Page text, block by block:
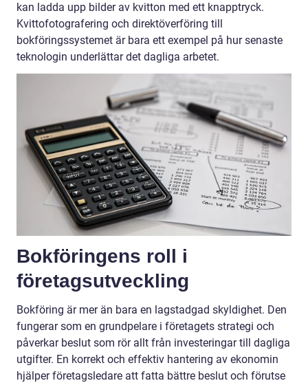
kan ladda upp bilder av kvitton med ett knapptryck.
Kvittofotografering och direktöverföring till
bokföringssystemet är bara ett exempel på hur senaste
teknologin underlättar det dagliga arbetet.
Bokföringens roll i
företagsutveckling
Bokföring är mer än bara en lagstadgad skyldighet. Den
fungerar som en grundpelare i företagets strategi och
påverkar beslut som rör allt från investeringar till dagliga
utgifter. En korrekt och effektiv hantering av ekonomin
hjälper företagsledare att fatta bättre beslut och förutse